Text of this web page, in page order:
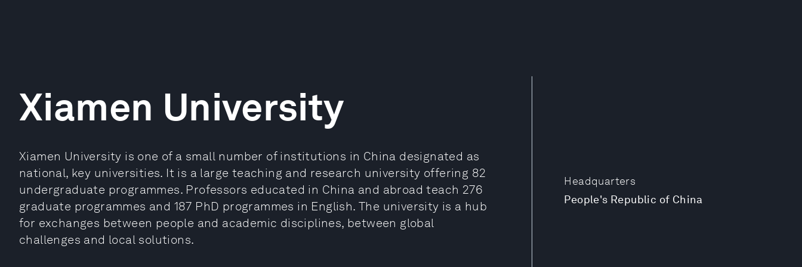
Headquarters
People's Republic of China
Xiamen University
Xiamen University is one of a small number of institutions in China designated as
national, key universities. It is a large teaching and research university offering 82
undergraduate programmes. Professors educated in China and abroad teach 276
graduate programmes and 187 PhD programmes in English. The university is a hub
for exchanges between people and academic disciplines, between global
challenges and local solutions.